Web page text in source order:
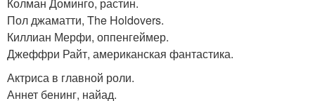
Колман Доминго, растин.
Пол джаматти, The Holdovers.
Киллиан Мерфи, оппенгеймер.
Джеффри Райт, американская фантастика.
Актриса в главной роли.
Аннет бенинг, найад.